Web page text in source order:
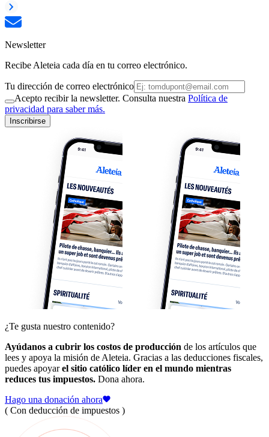
Newsletter
Recibe Aleteia cada día en tu correo electrónico.
Tu dirección de correo electrónico
Acepto recibir la newsletter. Consulta nuestra Política de
privacidad para saber más.
Inscribirse
¿Te gusta nuestro contenido?
Ayúdanos a cubrir los costos de producción de los artículos que
lees y apoya la misión de Aleteia. Gracias a las deducciones fiscales,
puedes apoyarel sitio católico líder en el mundo mientras
reduces tus impuestos. Dona ahora.
Hago una donación ahora
( Con deducción de impuestos )